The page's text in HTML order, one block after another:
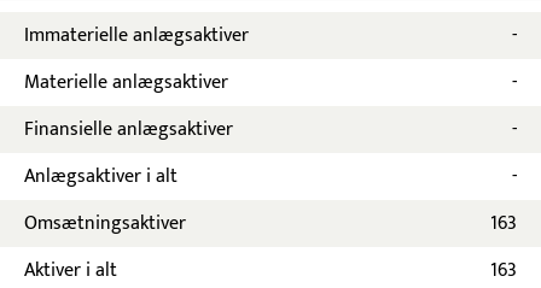
Immaterielle anlægsaktiver
-
Materielle anlægsaktiver
-
Finansielle anlægsaktiver
-
Anlægsaktiver i alt
-
Omsætningsaktiver
163
Aktiver i alt
163